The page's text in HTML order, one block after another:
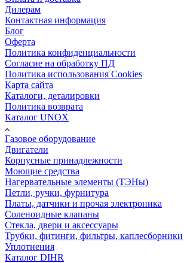
Дилерам
Контактная информация
Блог
Оферта
Политика конфиденциальности
Согласие на обработку ПД
Политика использования Cookies
Карта сайта
Каталоги, деталировки
Политика возврата
Каталог UNOX
Газовое оборудование
Двигатели
Корпусные принадлежности
Моющие средства
Нагервательные элементы (ТЭНы)
Петли, ручки, фурнитура
Платы, датчики и прочая электроника
Соленоидные клапаны
Стекла, двери и аксессуары
Трубки, фитинги, фильтры, каплесборники
Уплотнения
Каталог DIHR